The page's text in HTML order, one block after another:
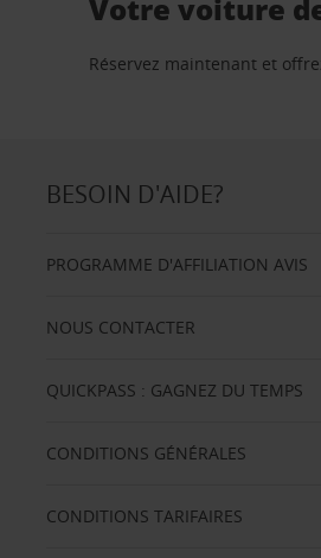
Votre voiture
Réservez maintenant et
BESOIN D'AIDE?
PROGRAMME D'AFFILIATION AVIS
NOUS CONTACTER
QUICKPASS : GAGNEZ DU TEMPS
CONDITIONS GÉNÉRALES
CONDITIONS TARIFAIRES